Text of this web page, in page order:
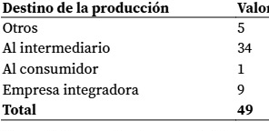
Destino de la producción
Otros
5
Al intermediario
34
Al consumidor
1
Empresa integradora
9
Total
49